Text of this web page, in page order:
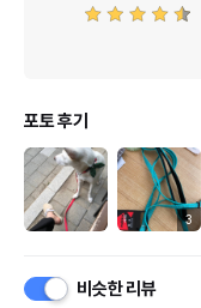
포토 후기
3
비슷한 리뷰